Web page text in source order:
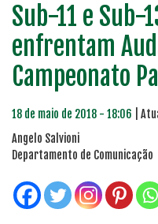
Sub-11 e Sub-
enfrentam
Campeonato
18 de maio de 2018 - 18:06 |
Angelo Salvioni
Departamento de Comunicação